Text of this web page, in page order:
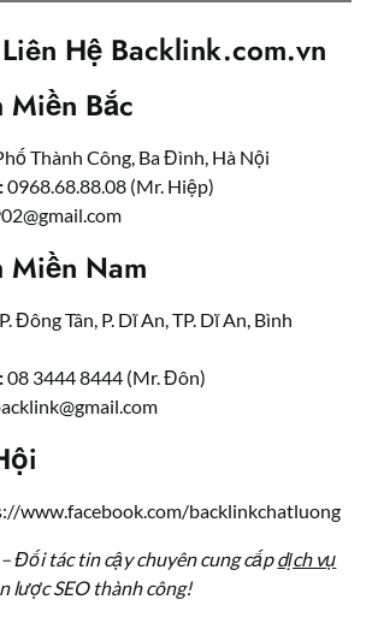
Hệ Backlink.com.vn
Miền Bắc
Thành Công, Ba Đình, Hà Nội
0968.68.88.08 (Mr. Hiệp)
Miền Nam
Đông Tân, P. Dĩ An, TP. Dĩ An, Bình
08 3444 8444 (Mr. Đôn)
www.facebook.com/backlinkchatluong
Đối tác tin cậy chuyên cung cấpdịch vụ
lược SEO thành công!